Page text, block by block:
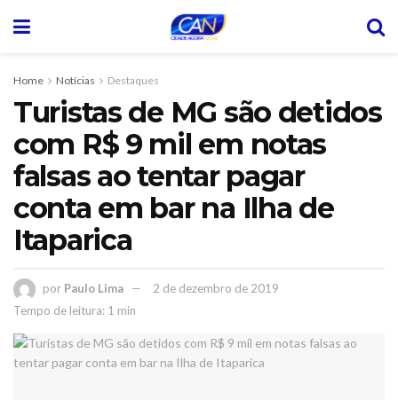
Home Notícias Destaques
Turistas de MG são detidos
com R$ 9 mil em notas
falsas ao tentar pagar
conta em bar na Ilha de
Itaparica
por Paulo Lima
2 de dezembro de 2019
Tempo de leitura: 1 min